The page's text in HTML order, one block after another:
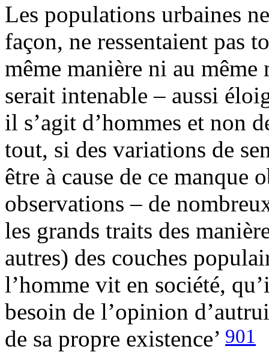
Les populations urbaines
façon, ne ressentaient pas
même manière ni au
serait intenable – aussi
il s’agit d’hommes et non
tout, si des variations de
être à cause de ce manque
observations – de
les grands traits des
autres) des couches
l’homme vit en société,
besoin de l’opinion
de sa propre existence’ 901